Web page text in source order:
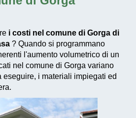
i costi nel comune di Gorga di
? Quando si programmano
l'aumento volumetrico di un
nel comune di Gorga variano
eseguire, i materiali impiegati ed